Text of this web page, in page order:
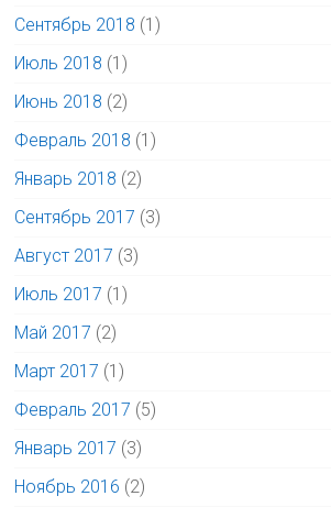
Сентябрь 2018 (1)
Июль 2018 (1)
Июнь 2018 (2)
Февраль 2018 (1)
Январь 2018 (2)
Сентябрь 2017 (3)
Август 2017 (3)
Июль 2017 (1)
Май 2017 (2)
Март 2017 (1)
Февраль 2017 (5)
Январь 2017 (3)
Ноябрь 2016 (2)